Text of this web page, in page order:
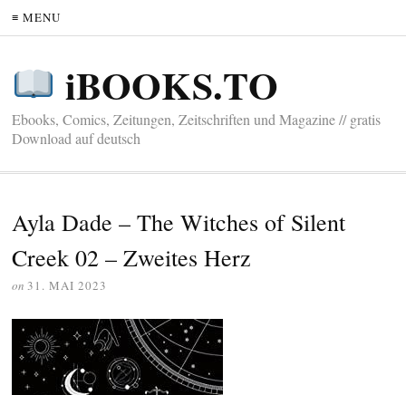
≡ MENU
iBOOKS.TO
Ebooks, Comics, Zeitungen, Zeitschriften und Magazine // gratis
Download auf deutsch
Ayla Dade – The Witches of Silent
Creek 02 – Zweites Herz
on 31. MAI 2023